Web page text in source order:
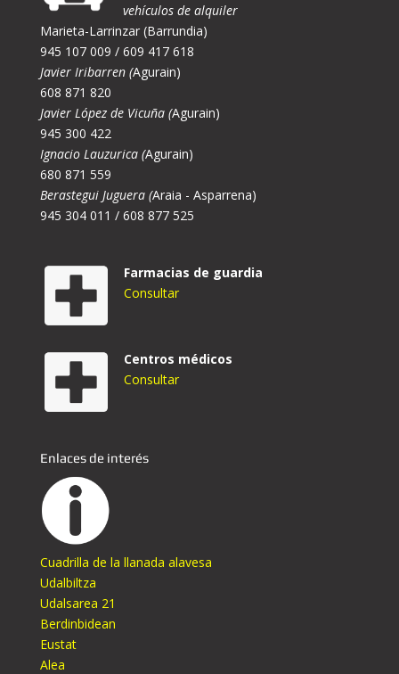
vehículos de alquiler
Marieta-Larrinzar (Barrundia)
945 107 009 / 609 417 618
Javier Iribarren (Agurain)
608 871 820
Javier López de Vicuña (Agurain)
945 300 422
Ignacio Lauzurica (Agurain)
680 871 559
Berastegui Juguera (Araia - Asparrena)
945 304 011 / 608 877 525
Farmacias de guardia
Consultar
Centros médicos
Consultar
Enlaces de interés
Cuadrilla de la llanada alavesa
Udalbiltza
Udalsarea 21
Berdinbidean
Eustat
Alea